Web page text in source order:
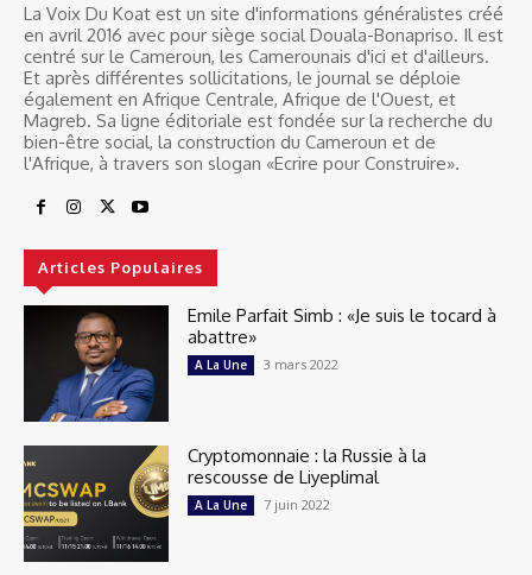
La Voix Du Koat est un site d'informations généralistes créé
en avril 2016 avec pour siège social Douala-Bonapriso. Il est
centré sur le Cameroun, les Camerounais d'ici et d'ailleurs.
Et après différentes sollicitations, le journal se déploie
également en Afrique Centrale, Afrique de l'Ouest, et
Magreb. Sa ligne éditoriale est fondée sur la recherche du
bien-être social, la construction du Cameroun et de
l'Afrique, à travers son slogan «Ecrire pour Construire».
Articles Populaires
Emile Parfait Simb : «Je suis le tocard à
abattre»
A La Une 3 mars 2022
Cryptomonnaie : la Russie à la
rescousse de Liyeplimal
A La Une 7 juin 2022